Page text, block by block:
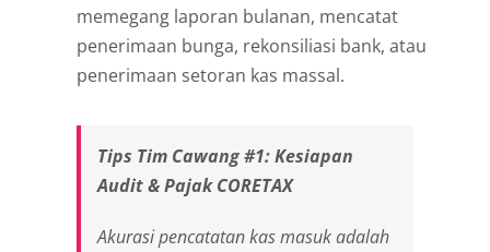
memegang laporan bulanan, mencatat
penerimaan bunga, rekonsiliasi bank, atau
penerimaan setoran kas massal.
Tips Tim Cawang #1: Kesiapan
Audit & Pajak CORETAX
Akurasi pencatatan kas masuk adalah